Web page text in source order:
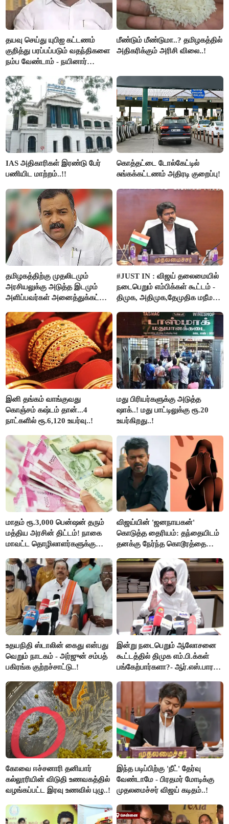
தயவு செய்து யுபிஐ கட்டணம்
குறித்து பரப்பப்படும் வதந்திகளை
நம்ப வேண்டாம் - நயினார்
மீண்டும் மீண்டுமா..? தமிழகத்தில்
அதிகரிக்கும் அரிசி விலை..!
IAS அதிகாரிகள் இரண்டு பேர்
பணியிட மாற்றம்..!!
கொத்தட்டை டோல்கேட்டில்
சுங்கக்கட்டணம் அதிரடி குறைப்பு!
தமிழகத்திற்கு முதலிடமும்
அரசியலுக்கு அடுத்த இடமும்
அளிப்பவர்கள் அனைத்துக்கட்சி
பங்கேற்பார்கள் - மாணிக்கம்
தாகூர்..!!
#JUST IN : விஜய் தலைமையில்
நடைபெறும் எம்பிக்கள் கூட்டம் -
திமுக, அதிமுக,தேமுதிக மநீம
இனி தங்கம் வாங்குவது
கொஞ்சம் கஷ்டம் தான்...4
நாட்களில் ரூ.6,120 உயர்வு..!
மது பிரியர்களுக்கு அடுத்த
ஷாக்..! மது பாட்டிலுக்கு ரூ.20
உயர்கிறது..!
மாதம் ரூ.3,000 பென்ஷன் தரும்
மத்திய அரசின் திட்டம்! நாகை
மாவட்ட தொழிலாளர்களுக்கு
செய்தி!
விஜய்யின் 'ஜனநாயகன்'
கொடுத்த தைரியம்: தந்தையிடம்
தனக்கு நேர்ந்த கொடூரத்தை
உதயநிதி ஸ்டாலின் கைது என்பது
வெறும் நாடகம் - அர்ஜுன் சம்பத்
பகிரங்க குற்றச்சாட்டு..!
இன்று நடைபெறும் ஆலோசனை
கூட்டத்தில் திமுக எம்.பி.க்கள்
பங்கேற்பார்களா?- ஆர்.எஸ்.பாரதி
கோவை ஈச்சனாரி தனியார்
கல்லூரியின் விடுதி உணவகத்தில்
வழங்கப்பட்ட இரவு உணவில் புழு..!
இந்த படிப்பிற்கு 'நீட்' தேர்வு
வேண்டாமே - பிரதமர் மோடிக்கு
முதலமைச்சர் விஜய் கடிதம்..!